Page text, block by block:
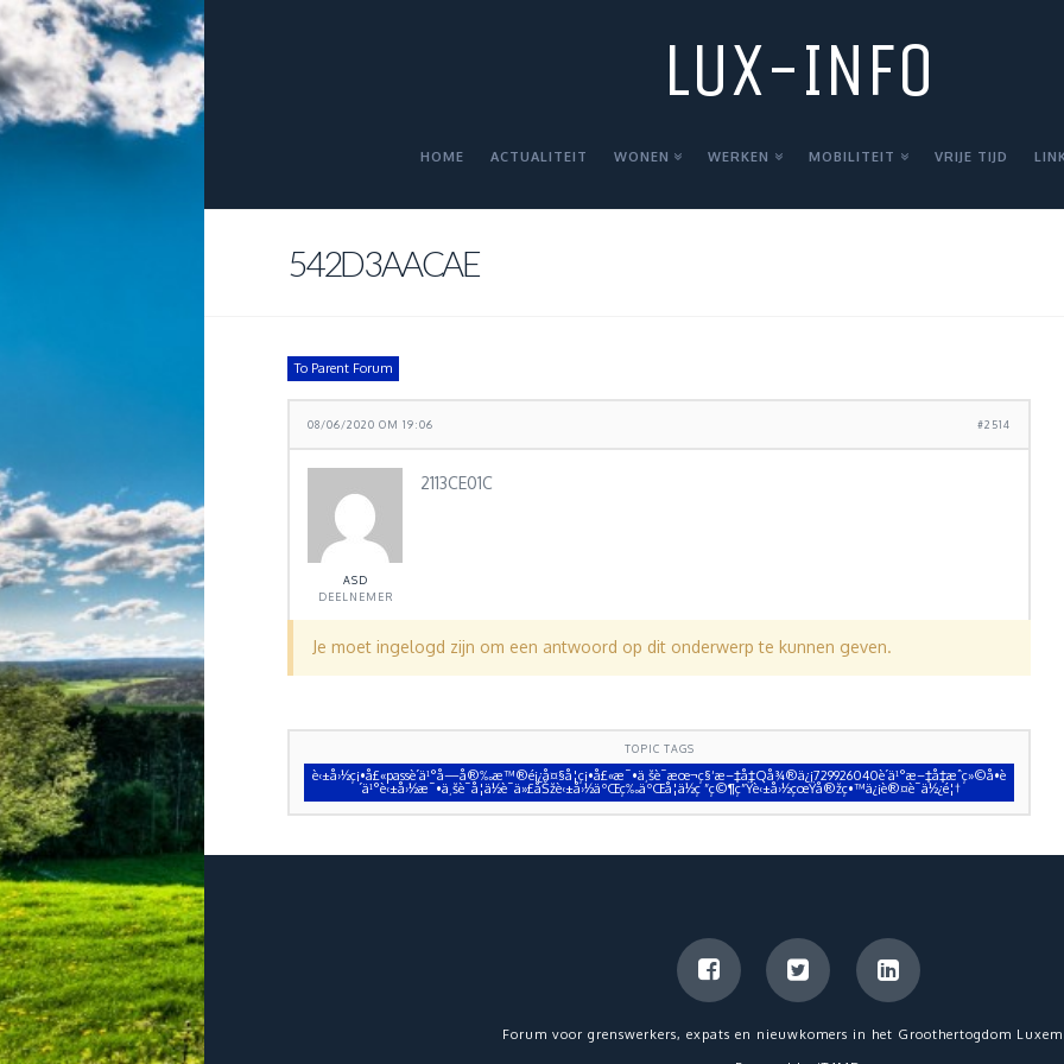
LUX-INFO
HOME ACTUALITEIT WONEN WERKEN MOBILITEIT VRIJE TIJD
542D3AACAE
To Parent Forum
08/06/2020 OM 19:06 #2514
ASD
DEELNEMER
2113CE01C
Je moet ingelogd zijn om een antwoord op dit onderwerp te kunnen geven.
TOPIC TAGS
è‹±å›½ç¡•å£«passè´­ä¹°å—å®‰æ™®é¡¿å¤§å­¦ç¡•å£«æ¯•ä¸šè¯æœ¬ç§‘æ–‡å‡­Qå¾®ä¿¡729926040è´­ä¹°æ–‡å‡­æˆç»©å•è
´­ä¹°è‹±å›½æ¯•ä¸šè¯å­¦ä½è¯ä»£åŠžè‹±å›½äºŒç­‰äºŒå­¦ä½ç ”ç©¶ç”Ÿè‹±å›½çœŸå®žç•™ä¿¡è®¤è¯ä½¿é¦†
Forum voor grenswerkers, expats en nieuwkomers in het Groothertogdom